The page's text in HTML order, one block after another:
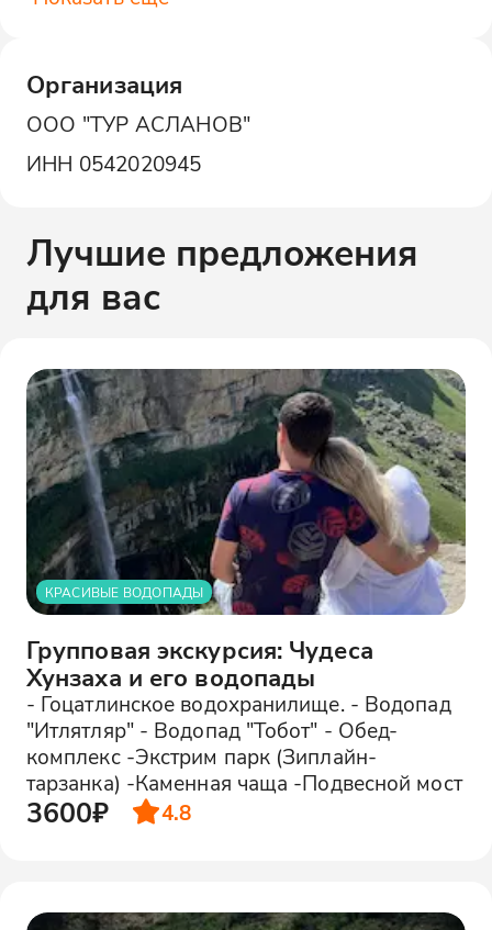
Организация
ООО "ТУР АСЛАНОВ"
ИНН 0542020945
Лучшие предложения
для вас
КРАСИВЫЕ ВОДОПАДЫ
Групповая экскурсия: Чудеса
Хунзаха и его водопады
- Гоцатлинское водохранилище. - Водопад
"Итлятляр" - Водопад "Тобот" - Обед-
комплекс -Экстрим парк (Зиплайн-
тарзанка) -Каменная чаща -Подвесной мост
3600₽ 4.8